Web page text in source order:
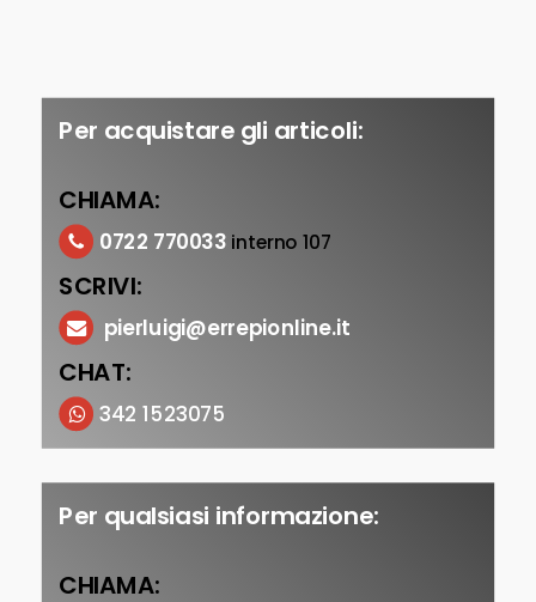
Per acquistare gli articoli:
CHIAMA:
0722 770033 interno 107
SCRIVI:
pierluigi@errepionline.it
CHAT:
342 1523075
Per qualsiasi informazione:
CHIAMA: